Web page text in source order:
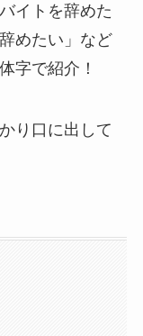
イトを辞めた
めたい」など
字で紹介！
り口に出して